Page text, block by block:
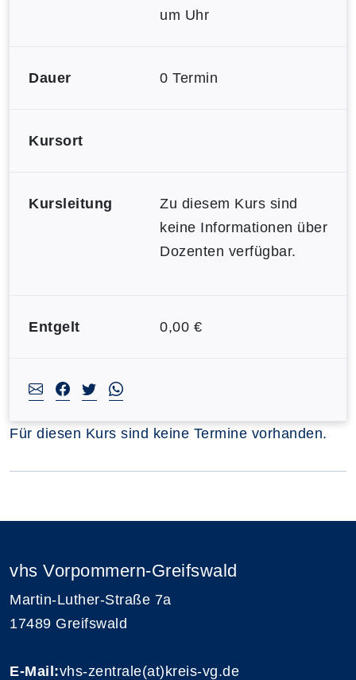
um Uhr
Dauer 0 Termin
Kursort
Kursleitung
Zu diesem Kurs sind
keine Informationen über
Dozenten verfügbar.
Entgelt 0,00 €
Für diesen Kurs sind keine Termine vorhanden.
vhs Vorpommern-Greifswald
Martin-Luther-Straße 7a
17489 Greifswald
E-Mail:vhs-zentrale(at)kreis-vg.de